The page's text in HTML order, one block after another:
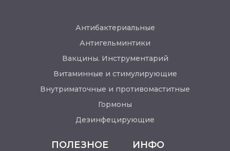
Антибактериальные
Антигельминтики
Вакцины. Инструментарий
Витаминные и стимулирующие
Внутриматочные и противомаститные
Гормоны
Дезинфецирующие
ПОЛЕЗНОЕ ИНФО